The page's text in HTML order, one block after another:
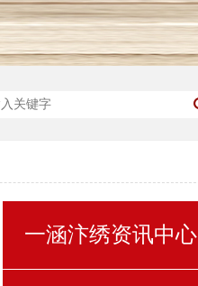
一涵汴绣资讯中心